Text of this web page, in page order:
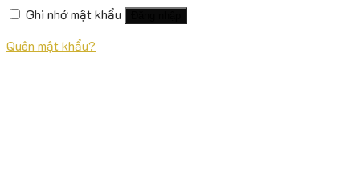
Ghi nhớ mật khẩu
Quên mật khẩu?